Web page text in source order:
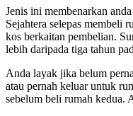
Jenis ini membenarkan
Sejahtera selepas membeli
kos berkaitan pembelian.
lebih daripada tiga tahun
Anda layak jika belum
atau pernah keluar untuk
sebelum beli rumah kedua.